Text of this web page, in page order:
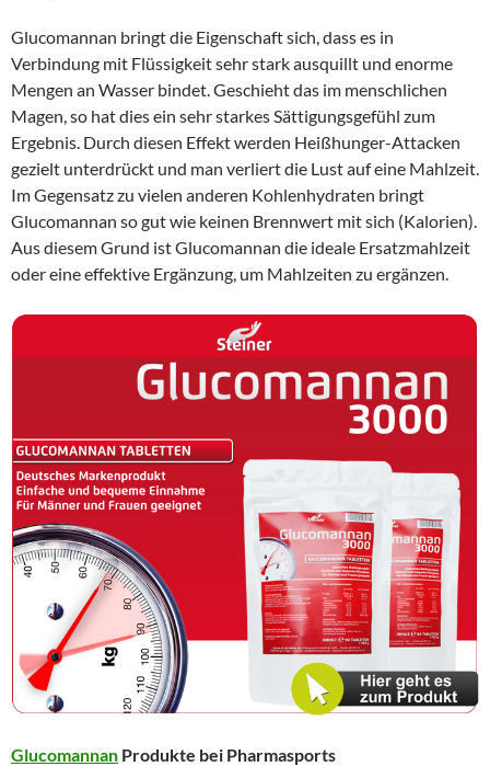
Glucomannan bringt die Eigenschaft sich, dass es in
Verbindung mit Flüssigkeit sehr stark ausquillt und enorme
Mengen an Wasser bindet. Geschieht das im menschlichen
Magen, so hat dies ein sehr starkes Sättigungsgefühl zum
Ergebnis. Durch diesen Effekt werden Heißhunger-Attacken
gezielt unterdrückt und man verliert die Lust auf eine Mahlzeit.
Im Gegensatz zu vielen anderen Kohlenhydraten bringt
Glucomannan so gut wie keinen Brennwert mit sich (Kalorien).
Aus diesem Grund ist Glucomannan die ideale Ersatzmahlzeit
oder eine effektive Ergänzung, um Mahlzeiten zu ergänzen.
Glucomannan Produkte bei Pharmasports